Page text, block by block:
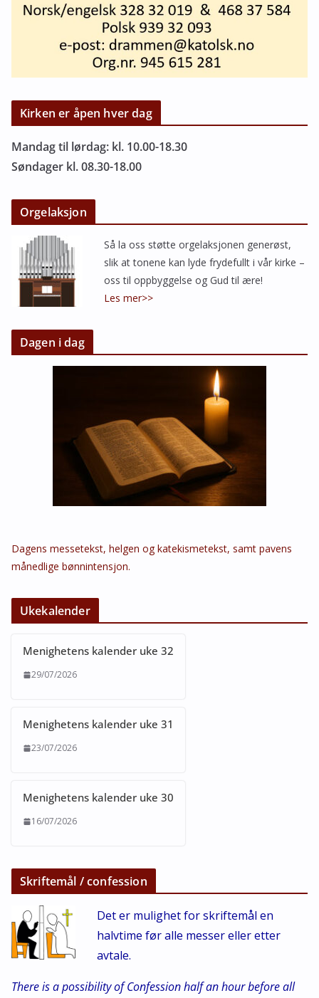
Kirken er åpen hver dag
Mandag til lørdag: kl. 10.00-18.30
Søndager kl. 08.30-18.00
Orgelaksjon
Så la oss støtte orgelaksjonen generøst,
slik at tonene kan lyde frydefullt i vår kirke –
oss til oppbyggelse og Gud til ære!
Les mer>>
Dagen i dag
Dagens messetekst, helgen og katekismetekst, samt pavens
månedlige bønnintensjon.
Ukekalender
Menighetens kalender uke 32
29/07/2026
Menighetens kalender uke 31
23/07/2026
Menighetens kalender uke 30
16/07/2026
Skriftemål / confession
Det er mulighet for skriftemål en
halvtime før alle messer eller etter
avtale.
There is a possibility of Confession half an hour before all